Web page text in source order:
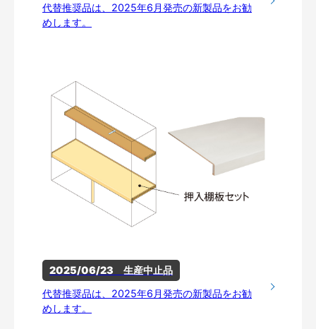
代替推奨品は、2025年6月発売の新製品をお勧
めします。
2025/06/23　生産中止品
代替推奨品は、2025年6月発売の新製品をお勧
めします。